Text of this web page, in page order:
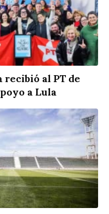
recibió al PT de
a Lula